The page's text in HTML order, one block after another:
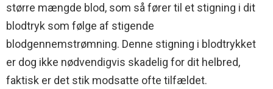
større mængde blod, som så fører til et stigning i dit
blodtryk som følge af stigende
blodgennemstrømning. Denne stigning i blodtrykket
er dog ikke nødvendigvis skadelig for dit helbred,
faktisk er det stik modsatte ofte tilfældet.